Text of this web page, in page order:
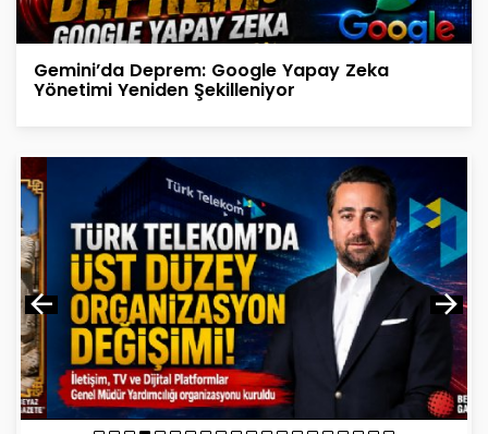
Gemini’da Deprem: Google Yapay Zeka
Yönetimi Yeniden Şekilleniyor